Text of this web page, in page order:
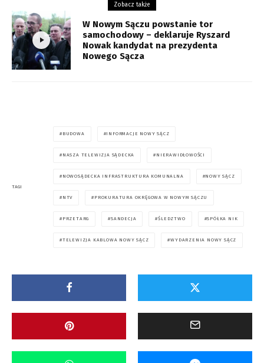
Zobacz także
W Nowym Sączu powstanie tor
samochodowy – deklaruje Ryszard
Nowak kandydat na prezydenta
Nowego Sącza
TAGI
BUDOWA INFORMACJE NOWY SĄCZ
NASZA TELEWIZJA SĄDECKA NIERAWIDŁOWOŚCI
NOWOSĄDECKA INFRASTRUKTURA KOMUNALNA NOWY SĄCZ
NTV PROKURATURA OKRĘGOWA W NOWYM SĄCZU
PRZETARG SANDECJA ŚLEDZTWO SPÓŁKA NIK
TELEWIZJA KABLOWA NOWY SĄCZ WYDARZENIA NOWY SĄCZ